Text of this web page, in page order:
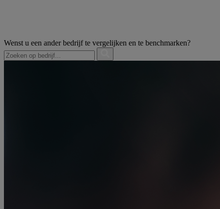
Wenst u een ander bedrijf te vergelijken en te benchmarken?